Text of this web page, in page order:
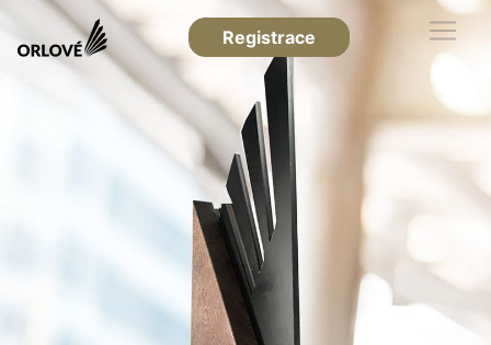
Registrace